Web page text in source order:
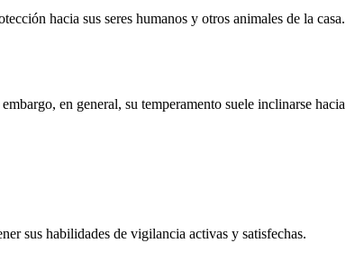
hacia sus seres humanos y otros animales de la casa.
en general, su temperamento suele inclinarse hacia
sus habilidades de vigilancia activas y satisfechas.